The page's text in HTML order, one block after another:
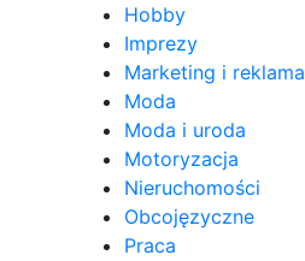
Hobby
Imprezy
Marketing i reklama
Moda
Moda i uroda
Motoryzacja
Nieruchomości
Obcojęzyczne
Praca